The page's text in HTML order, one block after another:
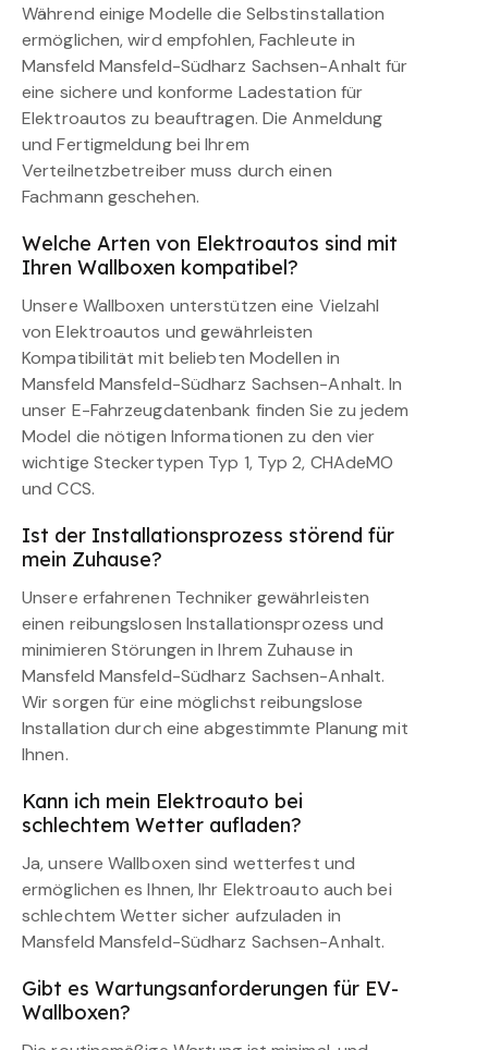
Während einige Modelle die Selbstinstallation
ermöglichen, wird empfohlen, Fachleute in
Mansfeld Mansfeld-Südharz Sachsen-Anhalt für
eine sichere und konforme Ladestation für
Elektroautos zu beauftragen. Die Anmeldung
und Fertigmeldung bei Ihrem
Verteilnetzbetreiber muss durch einen
Fachmann geschehen.
Welche Arten von Elektroautos sind mit
Ihren Wallboxen kompatibel?
Unsere Wallboxen unterstützen eine Vielzahl
von Elektroautos und gewährleisten
Kompatibilität mit beliebten Modellen in
Mansfeld Mansfeld-Südharz Sachsen-Anhalt. In
unser E-Fahrzeugdatenbank finden Sie zu jedem
Model die nötigen Informationen zu den vier
wichtige Steckertypen Typ 1, Typ 2, CHAdeMO
und CCS.
Ist der Installationsprozess störend für
mein Zuhause?
Unsere erfahrenen Techniker gewährleisten
einen reibungslosen Installationsprozess und
minimieren Störungen in Ihrem Zuhause in
Mansfeld Mansfeld-Südharz Sachsen-Anhalt.
Wir sorgen für eine möglichst reibungslose
Installation durch eine abgestimmte Planung mit
Ihnen.
Kann ich mein Elektroauto bei
schlechtem Wetter aufladen?
Ja, unsere Wallboxen sind wetterfest und
ermöglichen es Ihnen, Ihr Elektroauto auch bei
schlechtem Wetter sicher aufzuladen in
Mansfeld Mansfeld-Südharz Sachsen-Anhalt.
Gibt es Wartungsanforderungen für EV-
Wallboxen?